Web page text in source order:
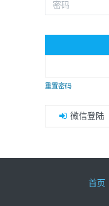
重置密码
微信登陆
首页